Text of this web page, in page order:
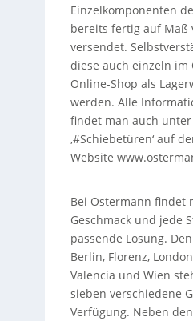
Einzelkomponenten
bereits fertig auf Maß
versendet.
diese auch einzeln im
Online-Shop als
werden. Alle
findet man auch
‚#Schiebetüren‘ auf
Website
Bei Ostermann findet
Geschmack und jede
passende Lösung.
Berlin, Florenz,
Valencia und Wien
sieben verschiedene
Verfügung. Neben